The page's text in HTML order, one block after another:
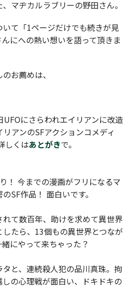
マヂカルラブリーの野田さん。
て「1ページだけでも続きが見
にへの熱い想いを語って頂きま
お薦めは、
にさらわれエイリアンに改造
アンのSFアクションコメディ
しくはあとがきで。
！ 今までの漫画がフリになるマ
SF作品！ 面白いです。
て数百年、助けを求めて異世界
たら、13個もの異世界とつなが
にやって来ちゃった？
と、連続殺人犯の品川真珠。拘
の心理戦が面白い、ドキドキの